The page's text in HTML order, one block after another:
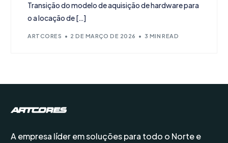
Transição do modelo de aquisição de hardware para
o a locação de […]
ARTCORES 2 DE MARÇO DE 2026 3 MIN READ
A empresa líder em soluções para todo o Norte e